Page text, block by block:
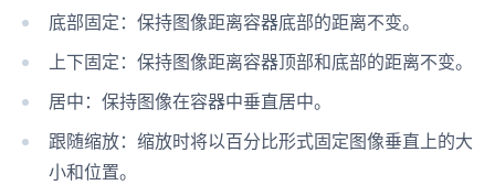
底部固定：保持图像距离容器底部的距离不变。
上下固定：保持图像距离容器顶部和底部的距离不变。
居中：保持图像在容器中垂直居中。
跟随缩放：缩放时将以百分比形式固定图像垂直上的大
小和位置。